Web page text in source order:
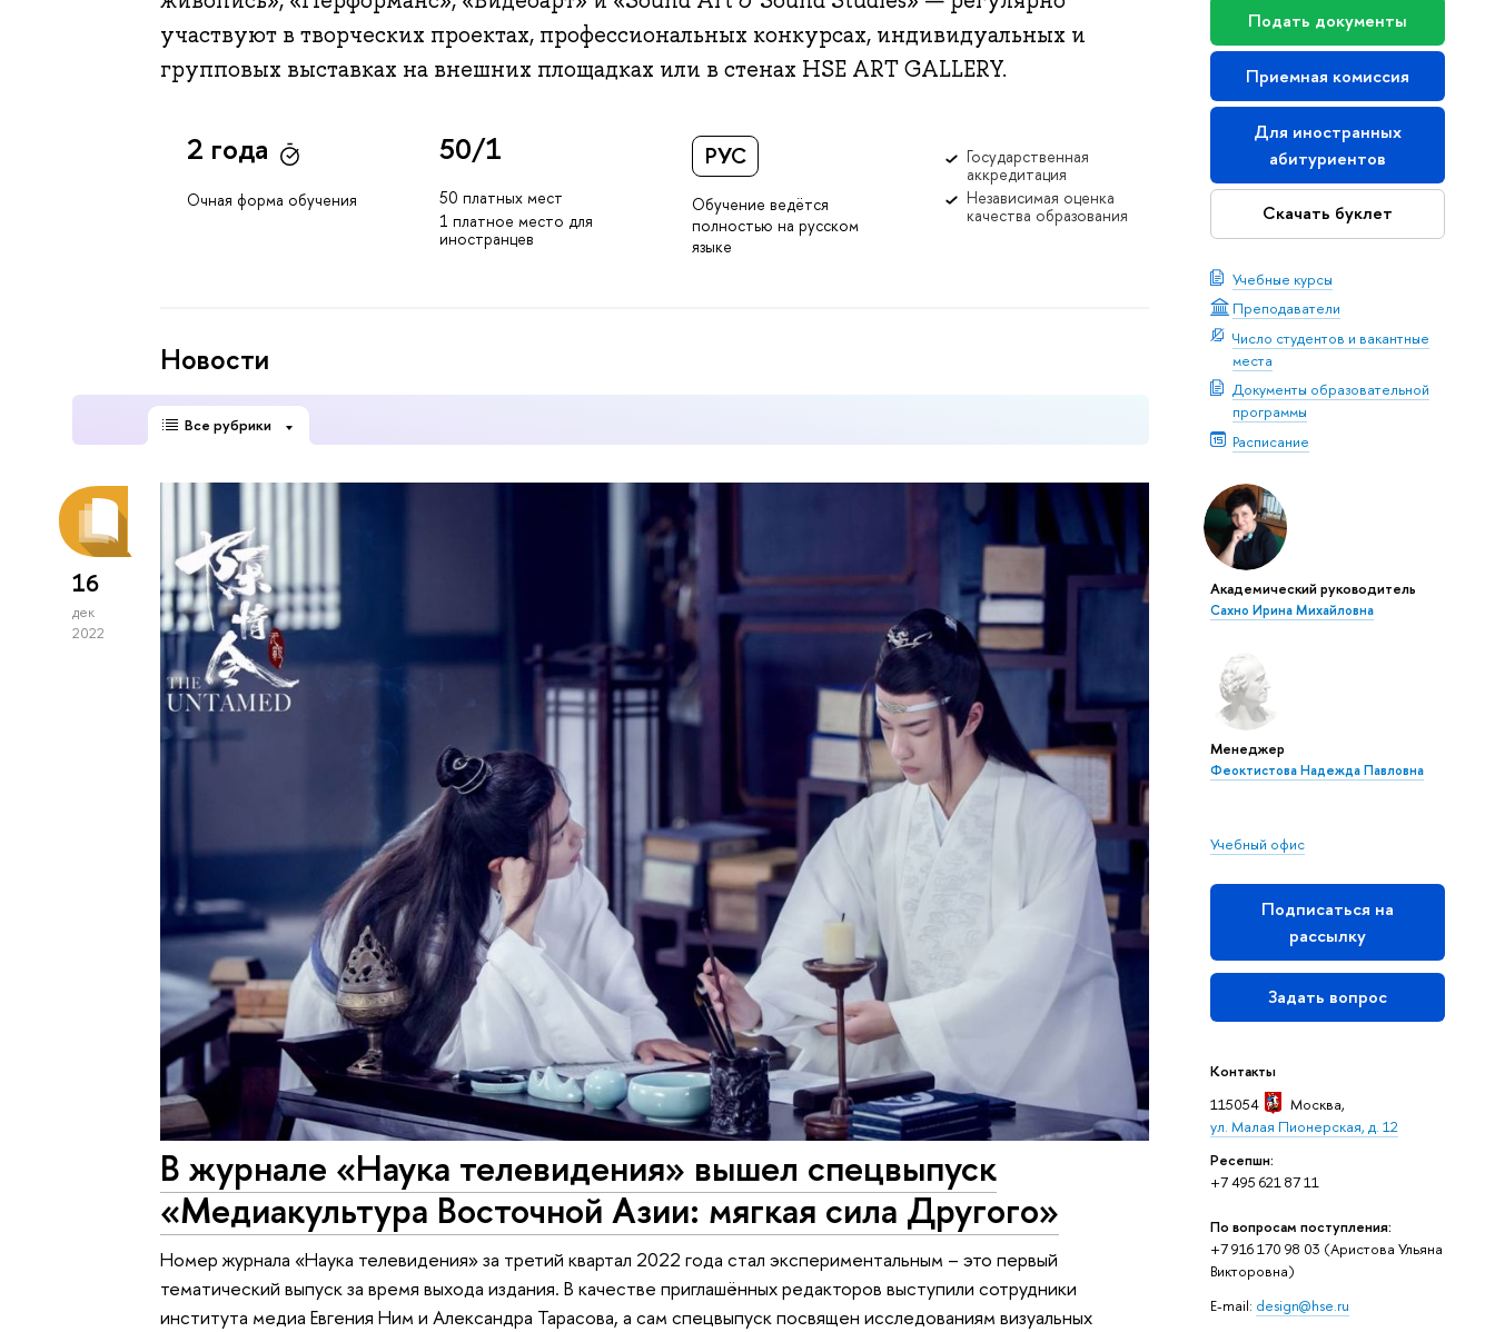
Подать документы
Приемная комиссия
Для иностранных
абитуриентов
Скачать буклет
Учебные курсы
Преподаватели
Число студентов и вакантные
места
Документы образовательной
программы
Расписание
Академический руководитель
Сахно Ирина Михайловна
Менеджер
Феоктистова Надежда Павловна
Учебный офис
Подписаться на
рассылку
Задать вопрос
Контакты
115054
Москва,
ул. Малая Пионерская, д. 12
Ресепшн:
+7 495 621 87 11
По вопросам поступления:
+7 916 170 98 03 (Аристова Ульяна
Викторовна)
E-mail: design@hse.ru
участвуют в творческих проектах, профессиональных конкурсах, индивидуальных и
групповых выставках на внешних площадках или в стенах HSE ART GALLERY.
2 года
Очная форма обучения
50/1
50 платных мест
1 платное место для
иностранцев
РУС
Обучение ведётся
полностью на русском
языке
Государственная
аккредитация
Независимая оценка
качества образования
Новости
Все рубрики
16
дек
2022
В журнале «Наука телевидения» вышел спецвыпуск
«Медиакультура Восточной Азии: мягкая сила Другого»
Номер журнала «Наука телевидения» за третий квартал 2022 года стал экспериментальным – это первый
тематический выпуск за время выхода издания. В качестве приглашённых редакторов выступили сотрудники
института медиа Евгения Ним и Александра Тарасова, а сам спецвыпуск посвящен исследованиям визуальных